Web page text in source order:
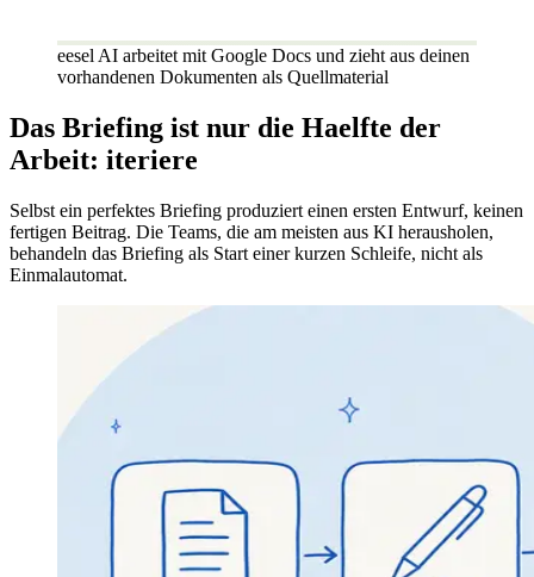
eesel AI arbeitet mit Google Docs und zieht aus deinen
vorhandenen Dokumenten als Quellmaterial
Das Briefing ist nur die Haelfte der
Arbeit: iteriere
Selbst ein perfektes Briefing produziert einen ersten Entwurf, keinen
fertigen Beitrag. Die Teams, die am meisten aus KI herausholen,
behandeln das Briefing als Start einer kurzen Schleife, nicht als
Einmalautomat.